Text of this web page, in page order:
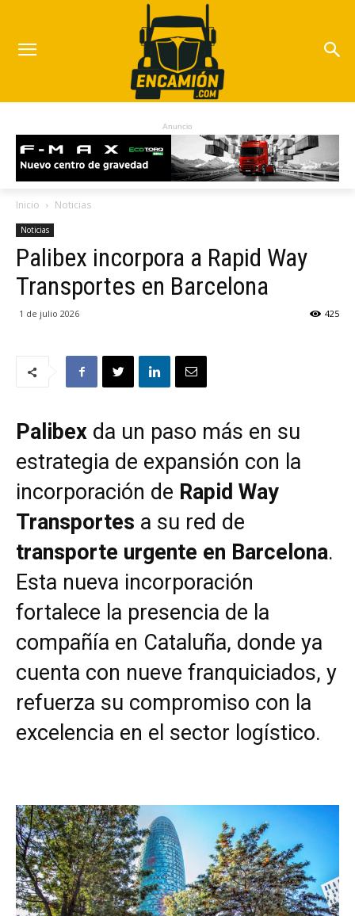
Anuncio
Inicio Noticias
Noticias
Palibex incorpora a Rapid Way
Transportes en Barcelona
1 de julio 2026 425
Palibex da un paso más en su
estrategia de expansión con la
incorporación de Rapid Way
Transportes a su red de
transporte urgente en Barcelona.
Esta nueva incorporación
fortalece la presencia de la
compañía en Cataluña, donde ya
cuenta con nueve franquiciados, y
refuerza su compromiso con la
excelencia en el sector logístico.